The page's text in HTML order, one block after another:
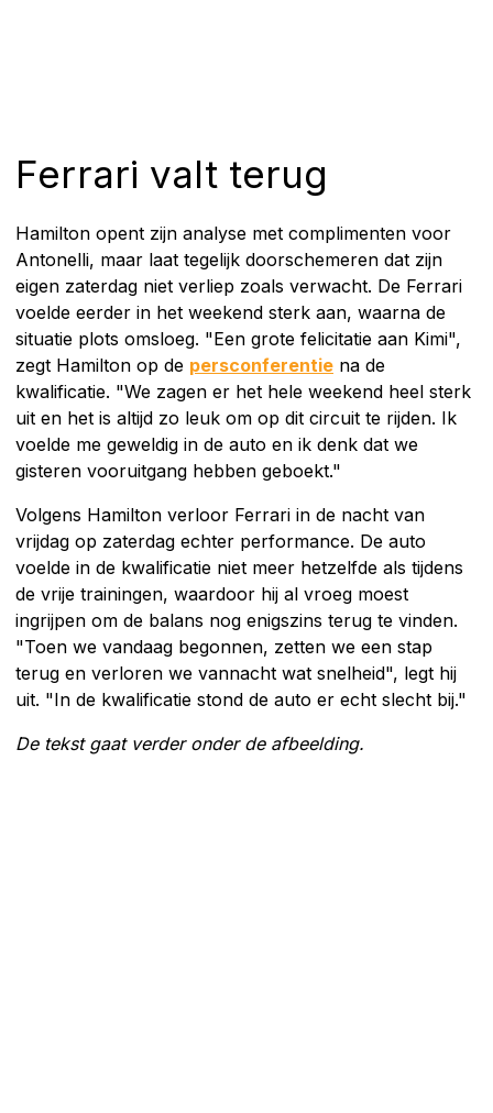
Ferrari valt terug
Hamilton opent zijn analyse met complimenten voor
Antonelli, maar laat tegelijk doorschemeren dat zijn
eigen zaterdag niet verliep zoals verwacht. De Ferrari
voelde eerder in het weekend sterk aan, waarna de
situatie plots omsloeg. "Een grote felicitatie aan Kimi",
zegt Hamilton op de persconferentie na de
kwalificatie. "We zagen er het hele weekend heel sterk
uit en het is altijd zo leuk om op dit circuit te rijden. Ik
voelde me geweldig in de auto en ik denk dat we
gisteren vooruitgang hebben geboekt."
Volgens Hamilton verloor Ferrari in de nacht van
vrijdag op zaterdag echter performance. De auto
voelde in de kwalificatie niet meer hetzelfde als tijdens
de vrije trainingen, waardoor hij al vroeg moest
ingrijpen om de balans nog enigszins terug te vinden.
"Toen we vandaag begonnen, zetten we een stap
terug en verloren we vannacht wat snelheid", legt hij
uit. "In de kwalificatie stond de auto er echt slecht bij."
De tekst gaat verder onder de afbeelding.